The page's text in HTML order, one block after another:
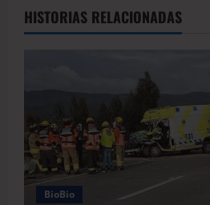
HISTORIAS RELACIONADAS
BioBio